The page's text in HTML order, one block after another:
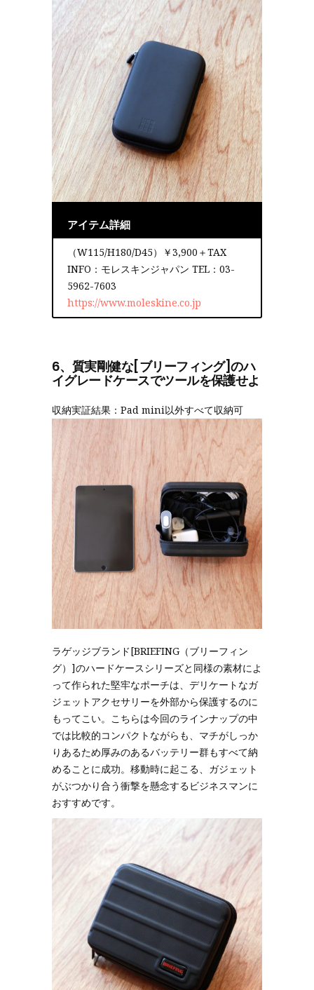
アイテム詳細
（W115/H180/D45）￥3,900＋TAX
INFO：モレスキンジャパン TEL：03-
5962-7603
https://www.moleskine.co.jp
6、質実剛健な[ブリーフィング]のハ
イグレードケースでツールを保護せよ
収納実証結果：Pad mini以外すべて収納可
ラゲッジブランド[BRIEFING（ブリーフィン
グ）]のハードケースシリーズと同様の素材によ
って作られた堅牢なポーチは、デリケートなガ
ジェットアクセサリーを外部から保護するのに
もってこい。こちらは今回のラインナップの中
では比較的コンパクトながらも、マチがしっか
りあるため厚みのあるバッテリー群もすべて納
めることに成功。移動時に起こる、ガジェット
がぶつかり合う衝撃を懸念するビジネスマンに
おすすめです。